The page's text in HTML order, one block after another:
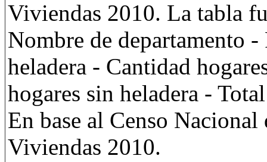
Viviendas 2010. La tabla
Nombre de departamento
heladera - Cantidad
hogares sin heladera -
En base al Censo
Viviendas 2010.